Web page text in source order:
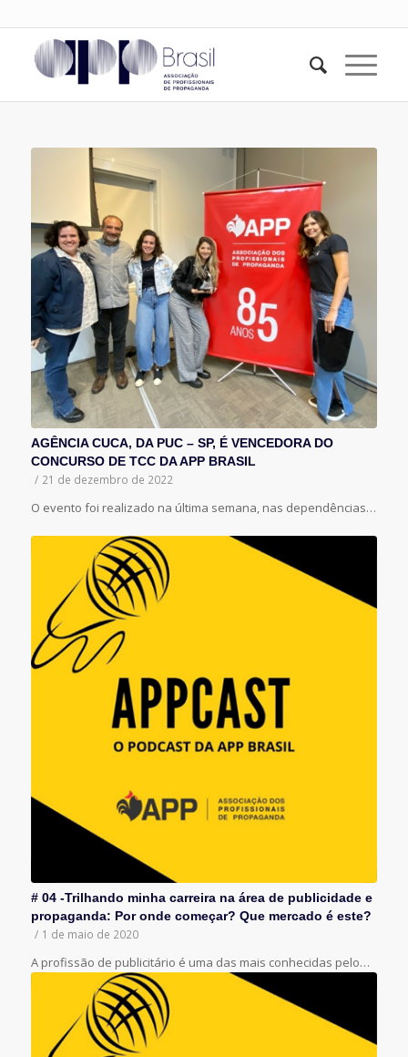
AGÊNCIA CUCA, DA PUC – SP, É VENCEDORA DO
CONCURSO DE TCC DA APP BRASIL
/ 21 de dezembro de 2022
O evento foi realizado na última semana, nas dependências…
# 04 -Trilhando minha carreira na área de publicidade e
propaganda: Por onde começar? Que mercado é este?
/ 1 de maio de 2020
A profissão de publicitário é uma das mais conhecidas pelo…